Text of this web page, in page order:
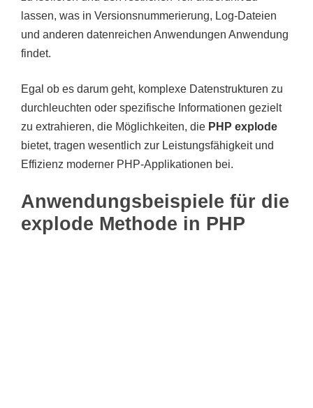
lassen, was in Versionsnummerierung, Log-Dateien
und anderen datenreichen Anwendungen Anwendung
findet.
Egal ob es darum geht, komplexe Datenstrukturen zu
durchleuchten oder spezifische Informationen gezielt
zu extrahieren, die Möglichkeiten, die PHP explode
bietet, tragen wesentlich zur Leistungsfähigkeit und
Effizienz moderner PHP-Applikationen bei.
Anwendungsbeispiele für die
explode Methode in PHP